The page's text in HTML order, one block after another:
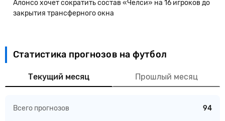
Алонсо хочет сократить состав «Челси» на 16 игроков до
закрытия трансферного окна
Статистика прогнозов на футбол
Текущий месяц Прошлый месяц
Всего прогнозов 94